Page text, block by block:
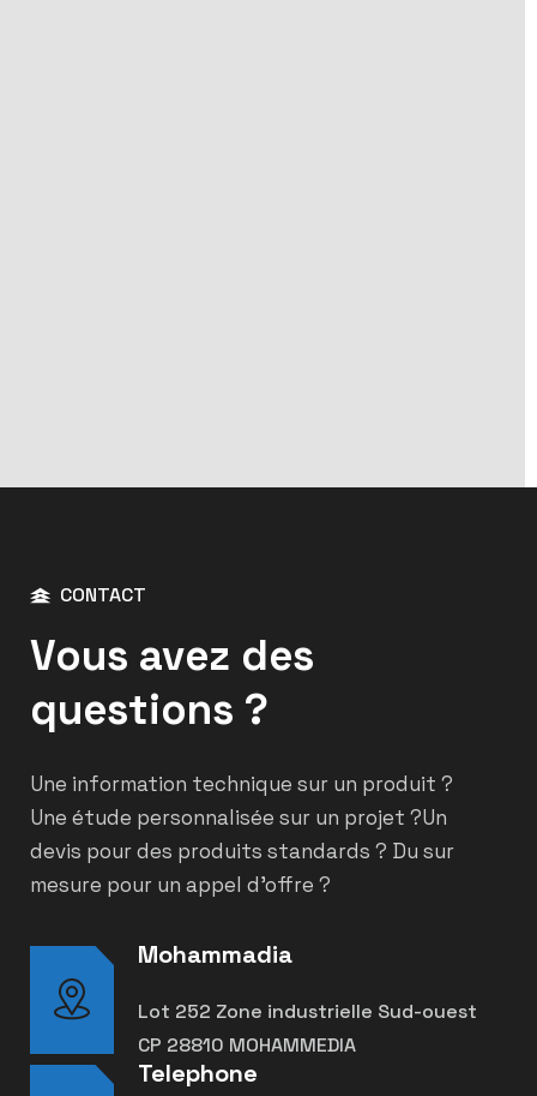
CONTACT
Vous avez des
questions ?
Une information technique sur un produit ?
Une étude personnalisée sur un projet ?Un
devis pour des produits standards ? Du sur
mesure pour un appel d’offre ?
Mohammadia
Lot 252 Zone industrielle Sud-ouest
CP 28810 MOHAMMEDIA
Telephone